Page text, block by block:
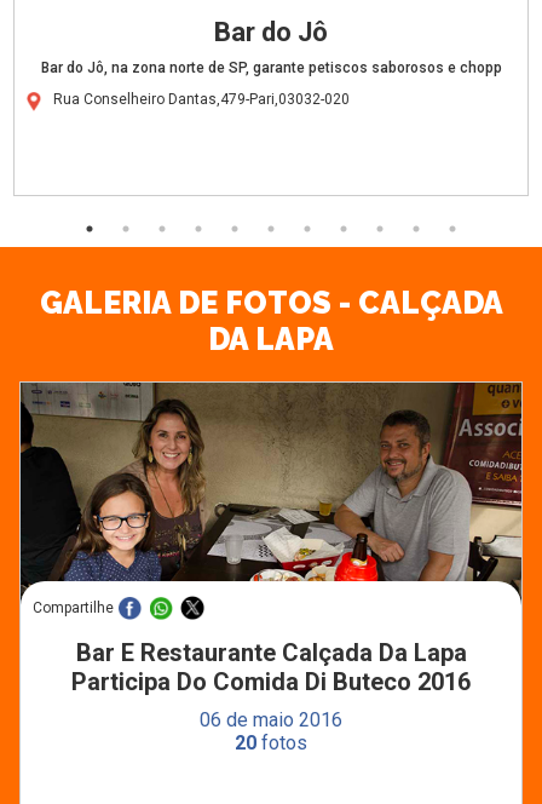
Bar do Jô
Bar do Jô, na zona norte de SP, garante petiscos saborosos e chopp
Rua Conselheiro Dantas,479-Pari,03032-020
GALERIA DE FOTOS - CALÇADA
DA LAPA
Compartilhe
Bar E Restaurante Calçada Da Lapa
Participa Do Comida Di Buteco 2016
06 de maio 2016
20 fotos